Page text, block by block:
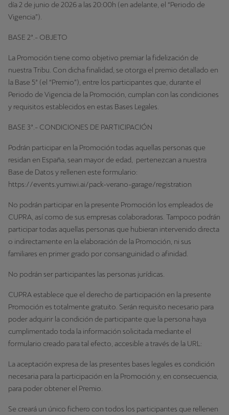
día 2 de junio de 2026 a las 20:00h (en adelante, el “Periodo de
Vigencia”).
BASE 2ª.- OBJETO
La Promoción tiene como objetivo premiar la fidelización de
nuestra Tribu. Con dicha finalidad, se otorga el premio detallado en
la Base 5ª (el “Premio”), entre los participantes que, durante el
Periodo de Vigencia de la Promoción, cumplan con las condiciones
y requisitos establecidos en estas Bases Legales.
BASE 3ª.- CONDICIONES DE PARTICIPACIÓN
Podrán participar en la Promoción todas aquellas personas que
residan en España, sean mayor de edad, pertenezcan a nuestra
Base de Datos y rellenen este formulario:
https://events.yumiwi.ai/pack-verano-garage/registration
No podrán participar en la presente Promoción los empleados de
CUPRA, así como de sus empresas colaboradoras. Tampoco podrán
participar todas aquellas personas que hubieran intervenido directa
o indirectamente en la elaboración de la Promoción, ni sus
familiares en primer grado por consanguinidad o afinidad.
No podrán ser participantes las personas jurídicas.
CUPRA establece que el derecho de participación en la presente
Promoción es totalmente gratuito. Serán requisito necesario para
poder adquirir la condición de participante que la persona haya
cumplimentado toda la información solicitada mediante el
formulario creado para tal efecto, accesible a través de la URL:
La aceptación expresa de las presentes bases legales es condición
necesaria para la participación en la Promoción y, en consecuencia,
para poder obtener el Premio.
Se creará un único fichero con todos los participantes que rellenen